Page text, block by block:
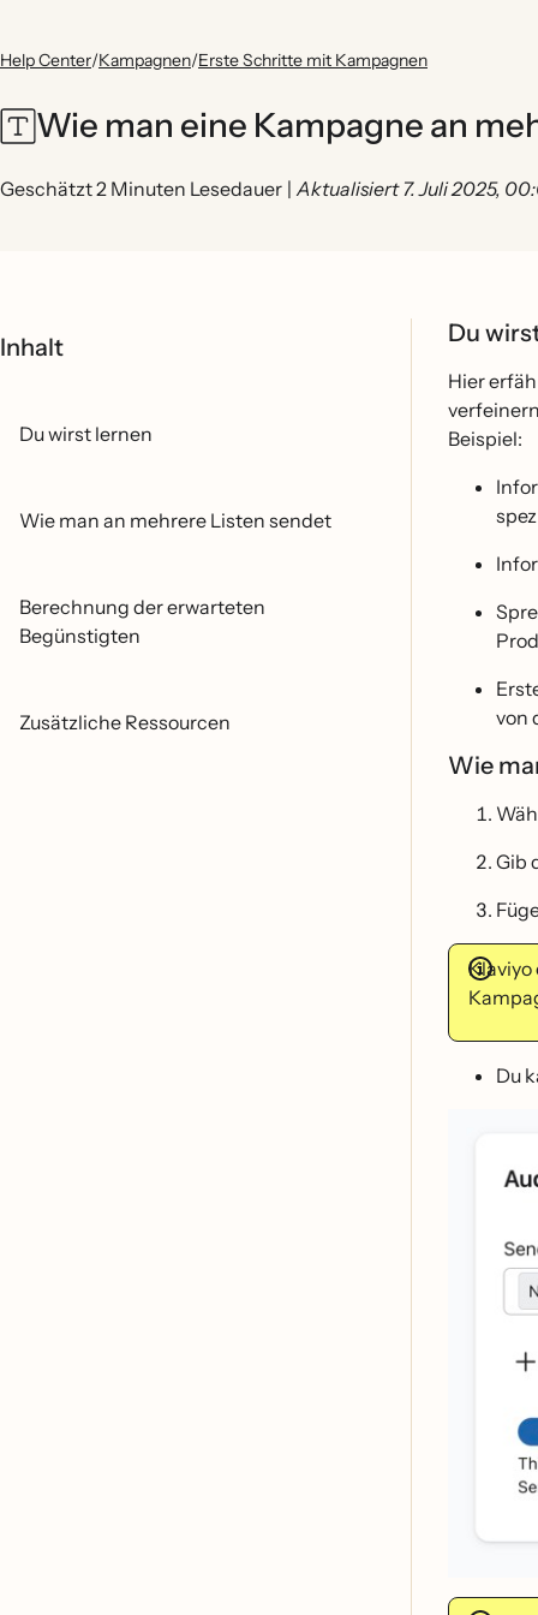
Help Center/Kampagnen/Erste Schritte mit Kampagnen
Wie man eine Kampagne an
Geschätzt 2 Minuten Lesedauer | Aktualisiert 7. Juli 2025,
Inhalt
Du wirst lernen
Wie man an mehrere Listen sendet
Berechnung der erwarteten
Begünstigten
Zusätzliche Ressourcen
Du
Hier
Beispiel:
von
Wie
Gib
Du